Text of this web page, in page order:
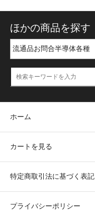
ほかの商品を探す
ホーム
カートを見る
特定商取引法に基づく表記
プライバシーポリシー